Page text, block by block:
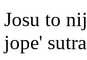
Josu to
jope'